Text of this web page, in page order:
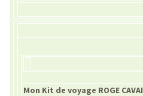
Mon Kit de voyage ROGE